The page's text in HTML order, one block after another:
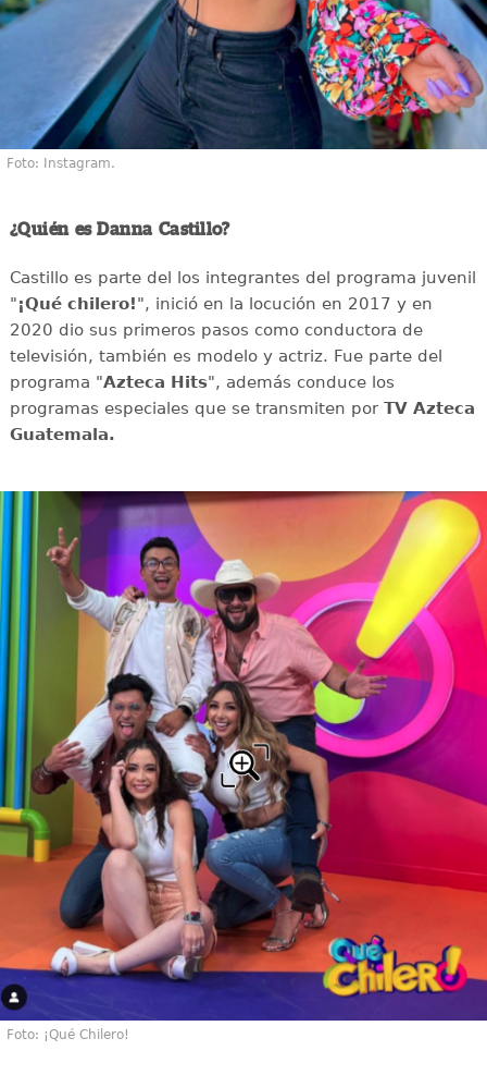
Foto: Instagram.
¿Quién es Danna Castillo?
Castillo es parte del los integrantes del programa juvenil
"¡Qué chilero!", inició en la locución en 2017 y en
2020 dio sus primeros pasos como conductora de
televisión, también es modelo y actriz. Fue parte del
programa "Azteca Hits", además conduce los
programas especiales que se transmiten por TV Azteca
Guatemala.
Foto: ¡Qué Chilero!